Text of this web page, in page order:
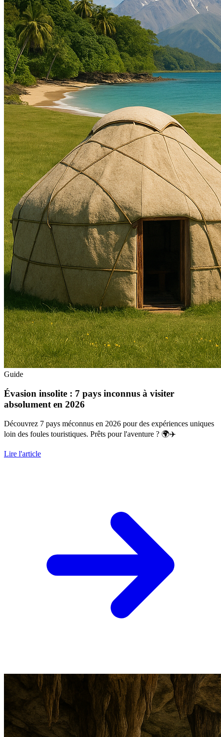
Guide
Évasion insolite : 7 pays inconnus à visiter
absolument en 2026
Découvrez 7 pays méconnus en 2026 pour des expériences uniques
loin des foules touristiques. Prêts pour l'aventure ? 🌍✈️
Lire l'article